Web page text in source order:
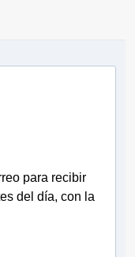
para recibir
del día, con la